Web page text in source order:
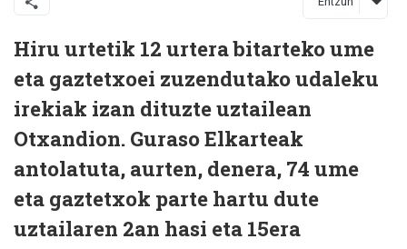
Hiru urtetik 12 urtera bitarteko ume
eta gaztetxoei zuzendutako udaleku
irekiak izan dituzte uztailean
Otxandion. Guraso Elkarteak
antolatuta, aurten, denera, 74 ume
eta gaztetxok parte hartu dute
uztailaren 2an hasi eta 15era